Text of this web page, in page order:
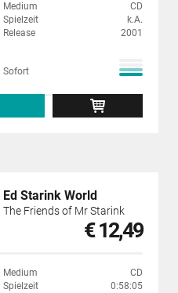
Medium
CD
Spielzeit
k.A.
Release
2001
Sofort
Ed Starink World
The Friends of Mr Starink
€ 12,49
Medium
CD
Spielzeit
0:58:05